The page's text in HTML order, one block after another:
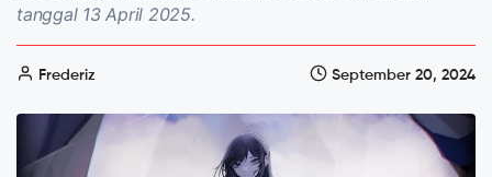
tanggal 13 April 2025.
Frederiz September 20, 2024